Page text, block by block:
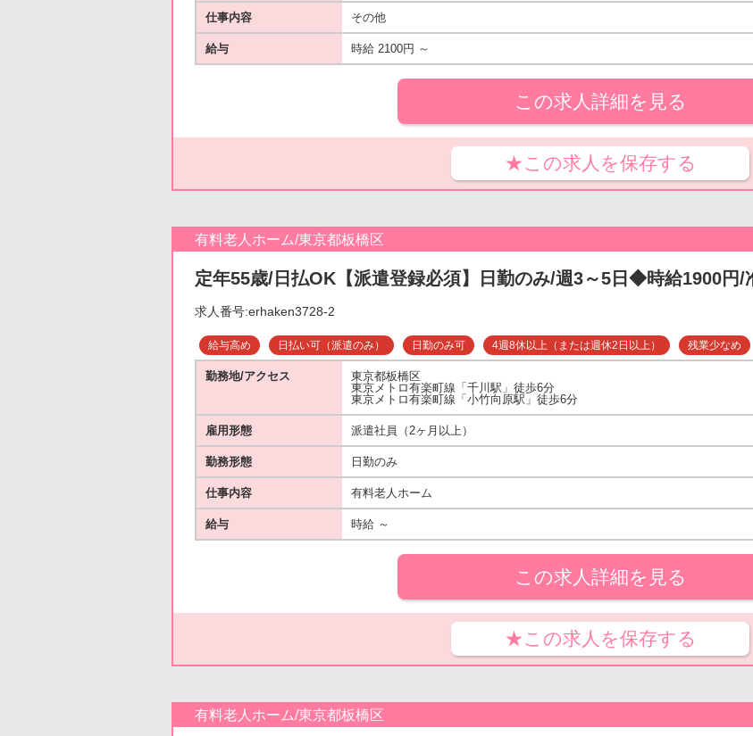
仕事内容 その他
給与 時給 2100円 ～
この求人詳細を見る
★この求人を保存する
有料老人ホーム/東京都板橋区
定年55歳/日払OK【派遣登録必須】日勤のみ/週3～5日◆時給1900円
求人番号:erhaken3728-2
給与高め 日払い可（派遣のみ） 日勤のみ可 4週8休以上（または週休2日以上） 残業少なめ
勤務地/アクセス
東京都板橋区
東京メトロ有楽町線「千川駅」徒歩6分
東京メトロ有楽町線「小竹向原駅」徒歩6分
雇用形態 派遣社員（2ヶ月以上）
勤務形態 日勤のみ
仕事内容 有料老人ホーム
給与 時給 ～
この求人詳細を見る
★この求人を保存する
有料老人ホーム/東京都板橋区